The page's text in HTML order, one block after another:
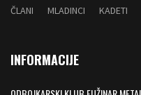
ČLANI MLADINCI KADETI
INFORMACIJE